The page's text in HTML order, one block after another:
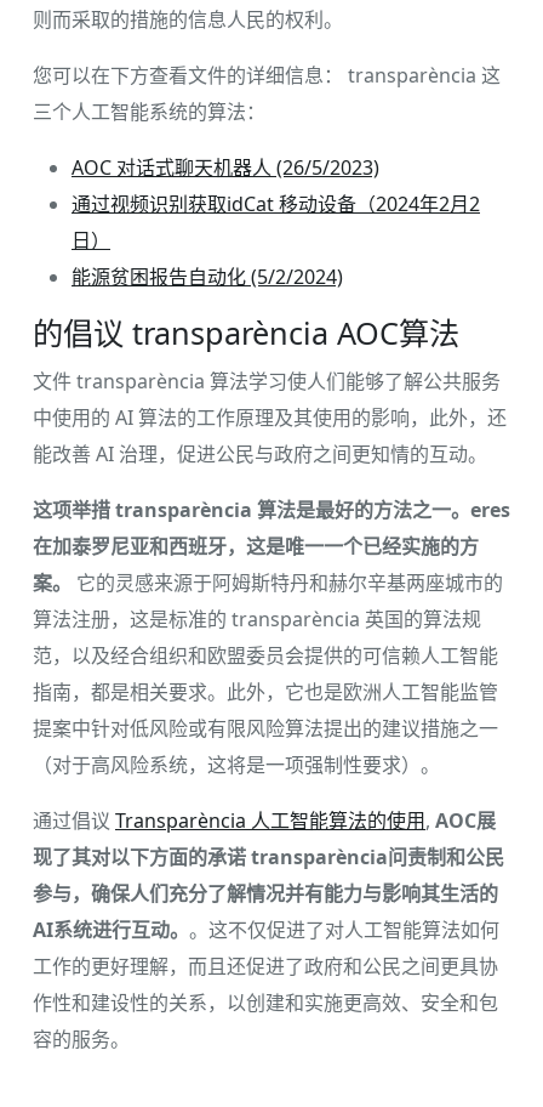
则而采取的措施的信息人民的权利。
您可以在下方查看文件的详细信息： transparència 这
三个人工智能系统的算法：
AOC 对话式聊天机器人 (26/5/2023)
通过视频识别获取idCat 移动设备（2024年2月2
日）
能源贫困报告自动化 (5/2/2024)
的倡议 transparència AOC算法
文件 transparència 算法学习使人们能够了解公共服务
中使用的 AI 算法的工作原理及其使用的影响，此外，还
能改善 AI 治理，促进公民与政府之间更知情的互动。
这项举措 transparència 算法是最好的方法之一。eres
在加泰罗尼亚和西班牙，这是唯一一个已经实施的方
案。 它的灵感来源于阿姆斯特丹和赫尔辛基两座城市的
算法注册，这是标准的 transparència 英国的算法规
范，以及经合组织和欧盟委员会提供的可信赖人工智能
指南，都是相关要求。此外，它也是欧洲人工智能监管
提案中针对低风险或有限风险算法提出的建议措施之一
（对于高风险系统，这将是一项强制性要求）。
通过倡议 Transparència 人工智能算法的使用, AOC展
现了其对以下方面的承诺 transparència问责制和公民
参与，确保人们充分了解情况并有能力与影响其生活的
AI系统进行互动。 。这不仅促进了对人工智能算法如何
工作的更好理解，而且还促进了政府和公民之间更具协
作性和建设性的关系，以创建和实施更高效、安全和包
容的服务。